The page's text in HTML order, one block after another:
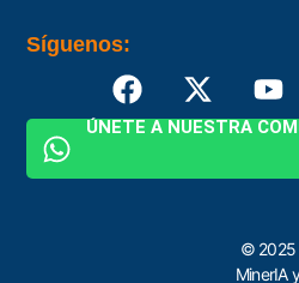
Síguenos:
ÚNETE A NUESTRA
© 2025
MinerIA y